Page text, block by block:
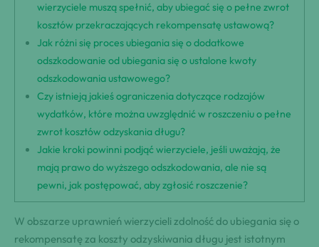
wierzyciele muszą spełnić, aby ubiegać się o pełne zwrot
kosztów przekraczających rekompensatę ustawową?
Jak różni się proces ubiegania się o dodatkowe
odszkodowanie od ubiegania się o ustalone kwoty
odszkodowania ustawowego?
Czy istnieją jakieś ograniczenia dotyczące rodzajów
wydatków, które można uwzględnić w roszczeniu o pełne
zwrot kosztów odzyskania długu?
Jakie kroki powinni podjąć wierzyciele, jeśli uważają, że
mają prawo do wyższego odszkodowania, ale nie są
pewni, jak postępować, aby zgłosić roszczenie?
W obszarze uprawnień wierzycieli zdolność do ubiegania się o
rekompensatę za koszty odzyskiwania długu jest istotnym